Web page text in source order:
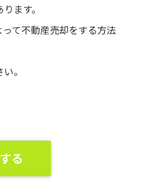
ます。
て不動産売却をする方法
。
る